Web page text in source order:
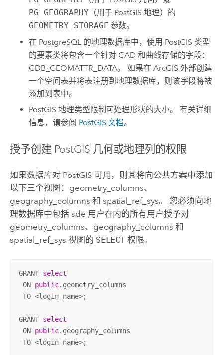
PG_GEOGRAPHY （用于 PostGIS 地理）的
GEOMETRY_STORAGE 参数。
在 PostgreSQL 的地理数据库中，使用 PostGIS 类型
的要素类将包含一个针对 CAD 和曲线存储的字段：
GDB_GEOMATTR_DATA。 如果在 ArcGIS 外部创建
一个空间表并将表注册到地理数据库，则该字段将被
添加到表中。
PostGIS 地理类型限制可处理形状的大小。 有关详细
信息，请参阅 PostGIS 文档。
授予创建 PostGIS 几何或地理列的权限
如果数据库对 PostGIS 可用，则其将向公共方案中添加
以下三个视图：geometry_columns、
geography_columns 和 spatial_ref_sys。 您必须向地
理数据库中包括 sde 用户在内的所有用户授予对
geometry_columns、geography_columns 和
spatial_ref_sys 视图的 SELECT权限。
GRANT select
ON public.geometry_columns
TO <login_name>;
GRANT select
ON public.geography_columns
TO <login_name>;